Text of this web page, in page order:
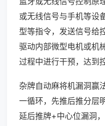
或无线信号与手机等设
型等指令，发送信号给
驱动内部微型电机或机
过程中进行干预，达到
杂牌自动麻将机漏洞赢
一循环，先推后推分层
延后推牌+中心位漏洞